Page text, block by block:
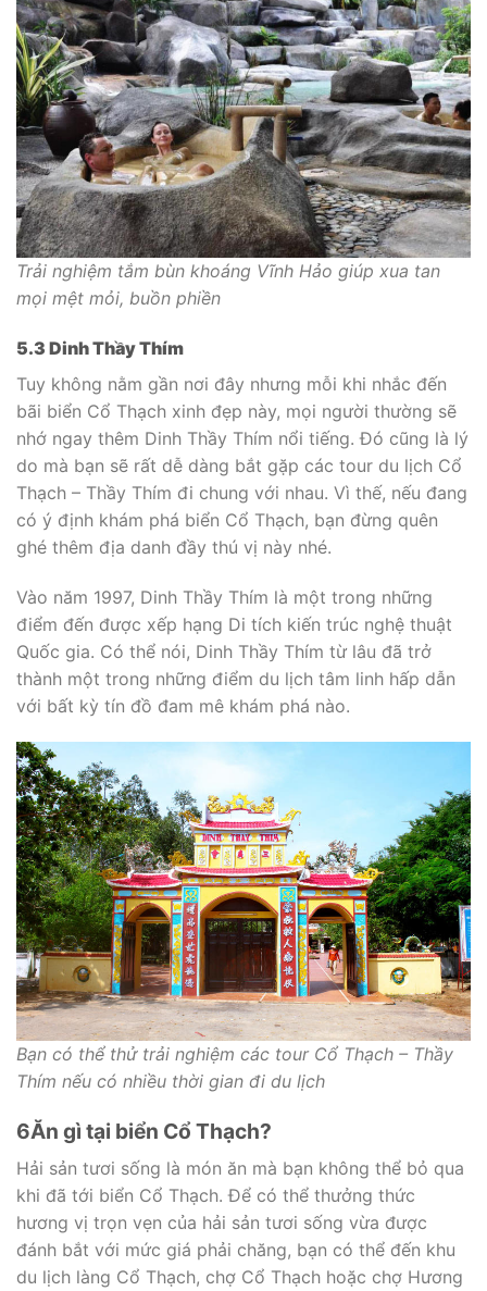
Trải nghiệm tắm bùn khoáng Vĩnh Hảo giúp xua tan
mọi mệt mỏi, buồn phiền
5.3 Dinh Thầy Thím
Tuy không nằm gần nơi đây nhưng mỗi khi nhắc đến
bãi biển Cổ Thạch xinh đẹp này, mọi người thường sẽ
nhớ ngay thêm Dinh Thầy Thím nổi tiếng. Đó cũng là lý
do mà bạn sẽ rất dễ dàng bắt gặp các tour du lịch Cổ
Thạch – Thầy Thím đi chung với nhau. Vì thế, nếu đang
có ý định khám phá biển Cổ Thạch, bạn đừng quên
ghé thêm địa danh đầy thú vị này nhé.
Vào năm 1997, Dinh Thầy Thím là một trong những
điểm đến được xếp hạng Di tích kiến trúc nghệ thuật
Quốc gia. Có thể nói, Dinh Thầy Thím từ lâu đã trở
thành một trong những điểm du lịch tâm linh hấp dẫn
với bất kỳ tín đồ đam mê khám phá nào.
Bạn có thể thử trải nghiệm các tour Cổ Thạch – Thầy
Thím nếu có nhiều thời gian đi du lịch
6Ăn gì tại biển Cổ Thạch?
Hải sản tươi sống là món ăn mà bạn không thể bỏ qua
khi đã tới biển Cổ Thạch. Để có thể thưởng thức
hương vị trọn vẹn của hải sản tươi sống vừa được
đánh bắt với mức giá phải chăng, bạn có thể đến khu
du lịch làng Cổ Thạch, chợ Cổ Thạch hoặc chợ Hương